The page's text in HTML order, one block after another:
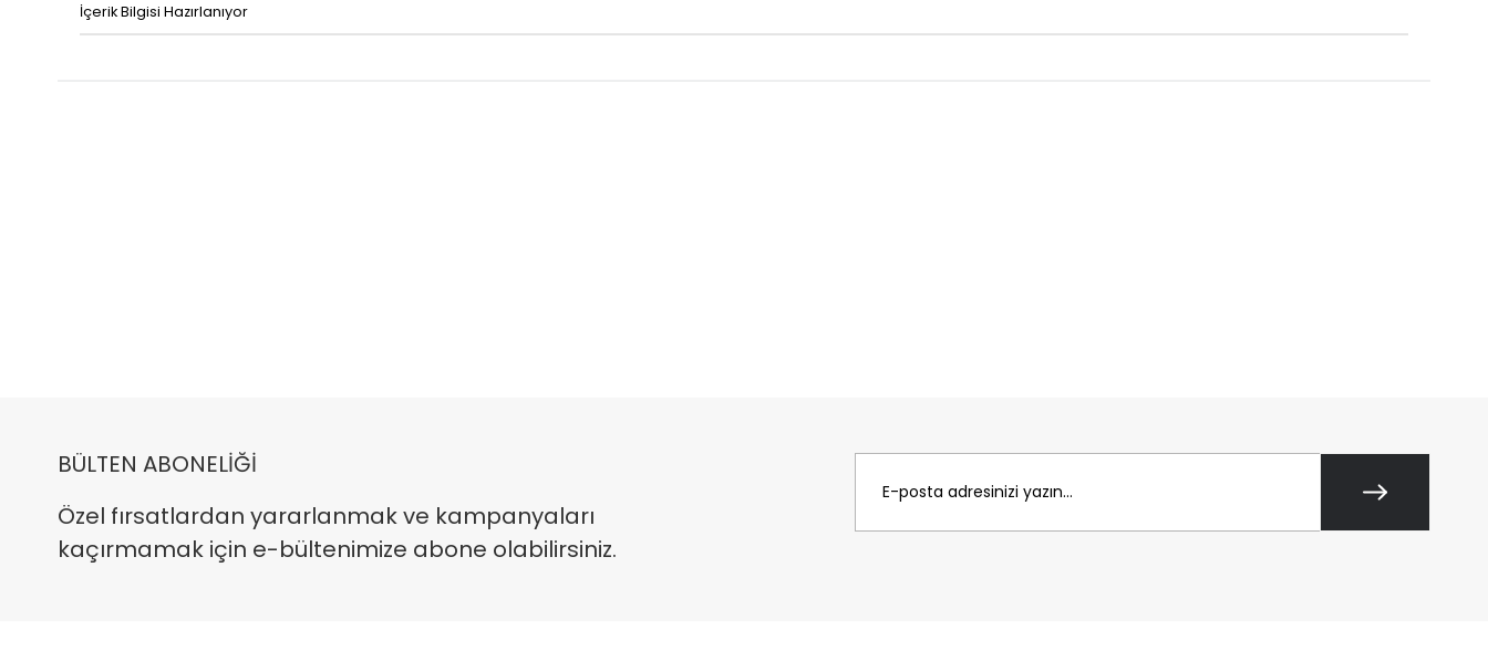
İçerik Bilgisi Hazırlanıyor
BÜLTEN ABONELİĞİ
Özel fırsatlardan yararlanmak ve kampanyaları
kaçırmamak için e-bültenimize abone olabilirsiniz.